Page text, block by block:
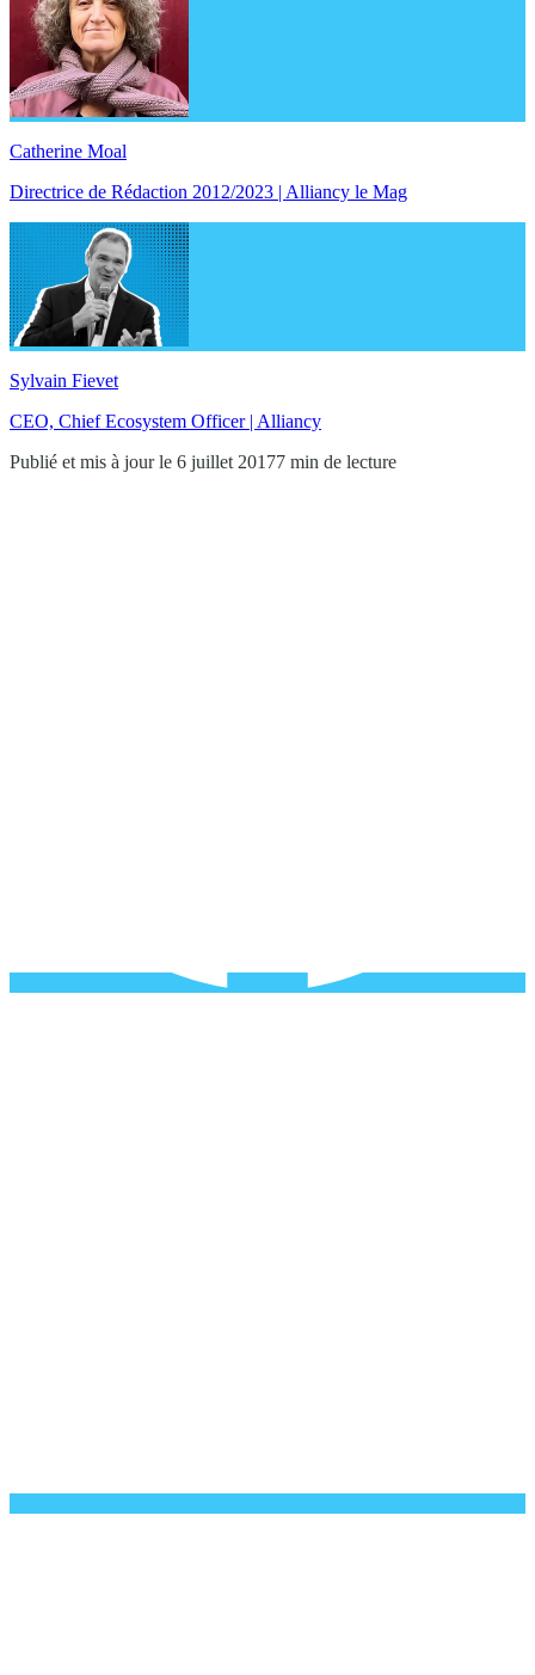
Catherine Moal
Directrice de Rédaction 2012/2023 | Alliancy le Mag
Sylvain Fievet
CEO, Chief Ecosystem Officer | Alliancy
Publié et mis à jour le 6 juillet 20177 min de lecture